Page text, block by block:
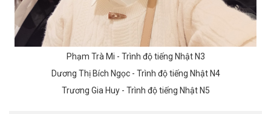
Phạm Trà Mi - Trình độ tiếng Nhật N3
Dương Thị Bích Ngọc - Trình độ tiếng Nhật N4
Trương Gia Huy - Trình độ tiếng Nhật N5